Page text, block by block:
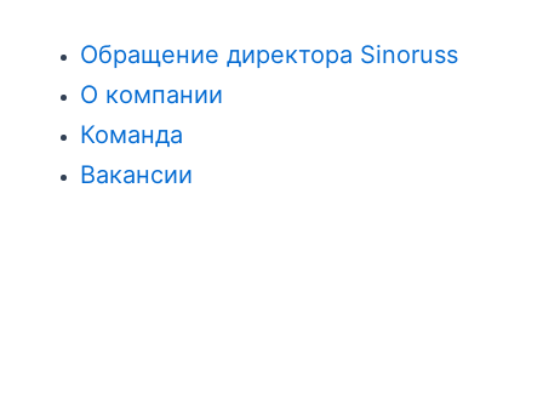
Обращение директора Sinoruss
О компании
Команда
Вакансии